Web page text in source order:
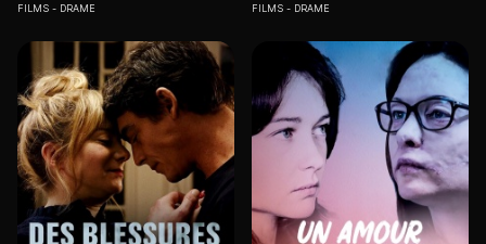
FILMS DRAME FILMS DRAME